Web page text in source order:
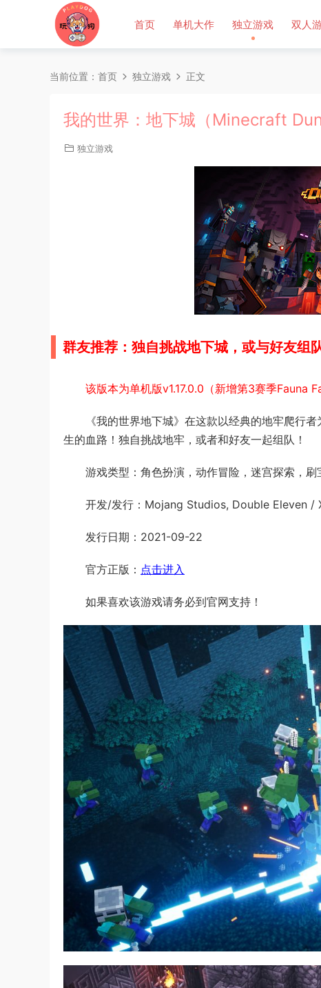
首页 单机大作 独立游戏 双人
当前位置： 首页 独立游戏 正文
我的世界：地下城（Minecraft
独立游戏
群友推荐：独自挑战地下城，或与好友组
该版本为单机版v1.17.0.0（新增第3赛季Fauna
《我的世界地下城》在这款以经典的地牢爬行
生的血路！独自挑战地牢，或者和好友一起组队！
游戏类型：角色扮演，动作冒险，迷宫探索，刷
开发/发行：Mojang Studios, ‪Double Eleven /
发行日期：2021-09-22
官方正版： 点击进入
如果喜欢该游戏请务必到官网支持！